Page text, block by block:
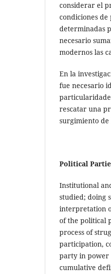
considerar el
condiciones
determinadas
necesario
modernos las
En la
fue necesario
rescatar una
surgimiento de
Political
Institutional
studied; doing
interpretation
of the political
process of
participation,
party in power
cumulative